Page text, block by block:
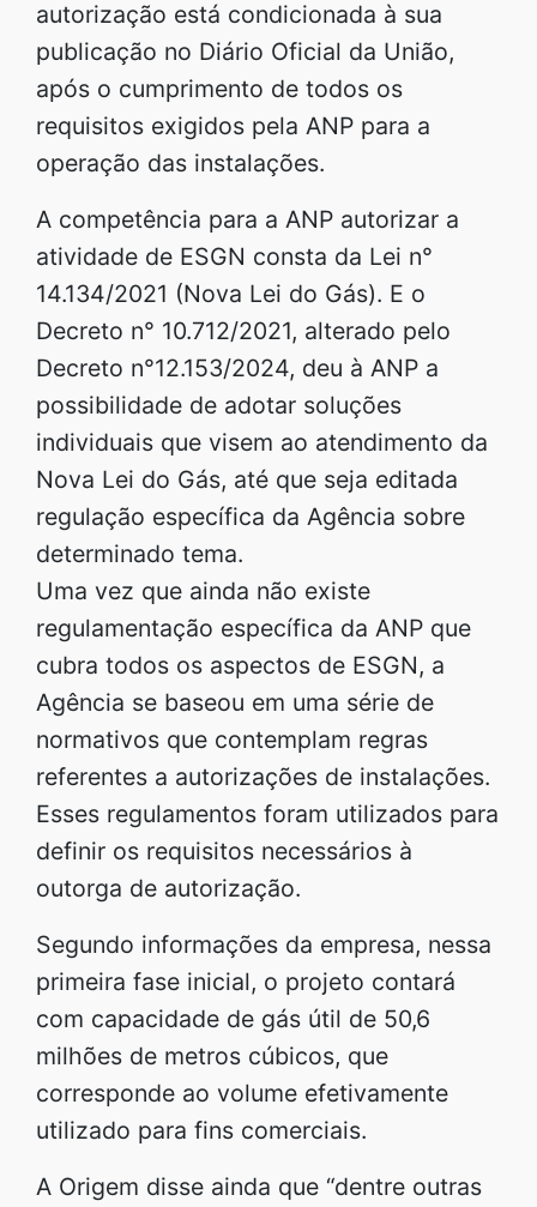
autorização está condicionada à sua
publicação no Diário Oficial da União,
após o cumprimento de todos os
requisitos exigidos pela ANP para a
operação das instalações.
A competência para a ANP autorizar a
atividade de ESGN consta da Lei n°
14.134/2021 (Nova Lei do Gás). E o
Decreto n° 10.712/2021, alterado pelo
Decreto n°12.153/2024, deu à ANP a
possibilidade de adotar soluções
individuais que visem ao atendimento da
Nova Lei do Gás, até que seja editada
regulação específica da Agência sobre
determinado tema.
Uma vez que ainda não existe
regulamentação específica da ANP que
cubra todos os aspectos de ESGN, a
Agência se baseou em uma série de
normativos que contemplam regras
referentes a autorizações de instalações.
Esses regulamentos foram utilizados para
definir os requisitos necessários à
outorga de autorização.
Segundo informações da empresa, nessa
primeira fase inicial, o projeto contará
com capacidade de gás útil de 50,6
milhões de metros cúbicos, que
corresponde ao volume efetivamente
utilizado para fins comerciais.
A Origem disse ainda que “dentre outras